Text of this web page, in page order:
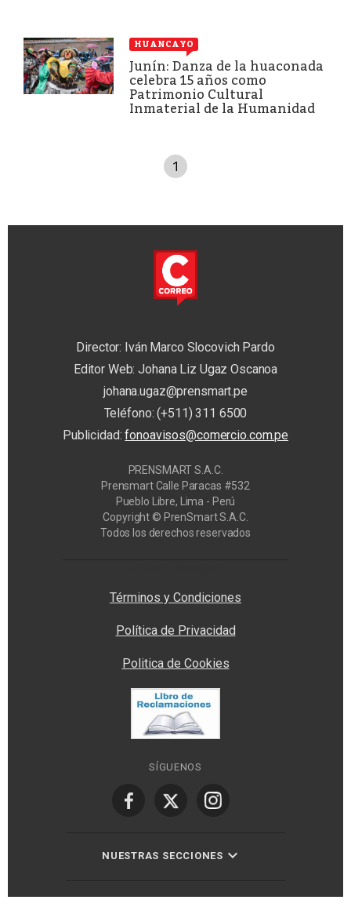
HUANCAYO
Junín: Danza de la huaconada
celebra 15 años como
Patrimonio Cultural
Inmaterial de la Humanidad
1
Director: Iván Marco Slocovich Pardo
Editor Web: Johana Liz Ugaz Oscanoa
johana.ugaz@prensmart.pe
Teléfono: (+511) 311 6500
Publicidad:fonoavisos@comercio.com.pe
PRENSMART S.A.C.
Prensmart Calle Paracas #532
Pueblo Libre, Lima - Perú
Copyright © PrenSmart S.A.C.
Todos los derechos reservados
Términos y Condiciones
Política de Privacidad
Politica de Cookies
SÍGUENOS
NUESTRAS SECCIONES